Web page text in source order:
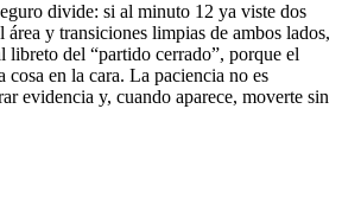
divide: si al minuto 12 ya viste dos
área y transiciones limpias de ambos lados,
libreto del “partido cerrado”, porque el
cosa en la cara. La paciencia no es
evidencia y, cuando aparece, moverte sin